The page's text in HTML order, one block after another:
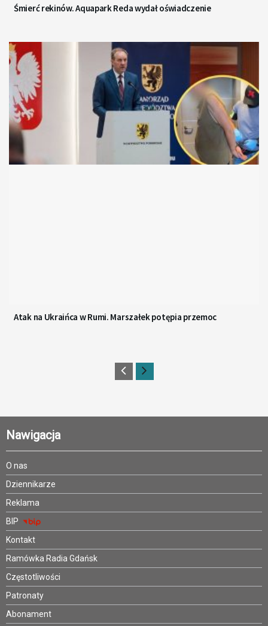
Śmierć rekinów. Aquapark Reda wydał oświadczenie
Atak na Ukraińca w Rumi. Marszałek potępia przemoc
Nawigacja
O nas
Dziennikarze
Reklama
BIP
Kontakt
Ramówka Radia Gdańsk
Częstotliwości
Patronaty
Abonament